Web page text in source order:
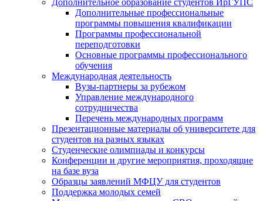
Дополнительное образование студентов ИрГУПС
Дополнительные профессиональные
программы повышения квалификации
Программы профессиональной
переподготовки
Основные программы профессионального
обучения
Международная деятельность
Вузы-партнеры за рубежом
Управление международного
сотрудничества
Перечень международных программ
Презентационные материалы об университете для
студентов на разных языках
Студенческие олимпиады и конкурсы
Конференции и другие мероприятия, проходящие
на базе вуза
Образцы заявлений МФЦУ для студентов
Поддержка молодых семей